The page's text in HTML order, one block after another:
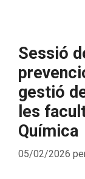
Sessió
gestió
les
Química
05/02/2026